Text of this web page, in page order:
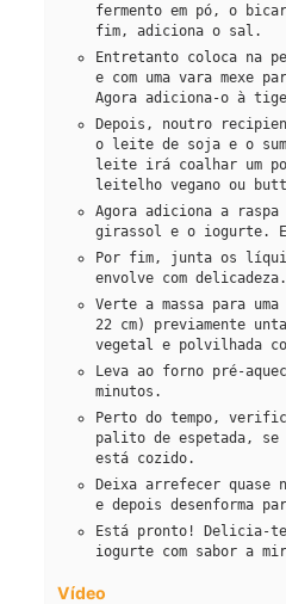
fermento em pó, o
fim, adiciona o sal.
Entretanto coloca na
e com uma vara mexe
Agora adiciona-o à
Depois, noutro
o leite de soja e o
leite irá coalhar um
leitelho vegano ou
Agora adiciona a
girassol e o iogurte.
Por fim, junta os
envolve com delicadeza.
Verte a massa para
22 cm) previamente
vegetal e polvilhada
Leva ao forno pré-
minutos.
Perto do tempo,
palito de espetada,
está cozido.
Deixa arrefecer quase
e depois desenforma
Está pronto! Delicia-
iogurte com sabor a
Vídeo